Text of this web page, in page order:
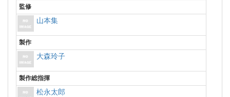
監修
山本集
製作
大森玲子
製作総指揮
松永太郎